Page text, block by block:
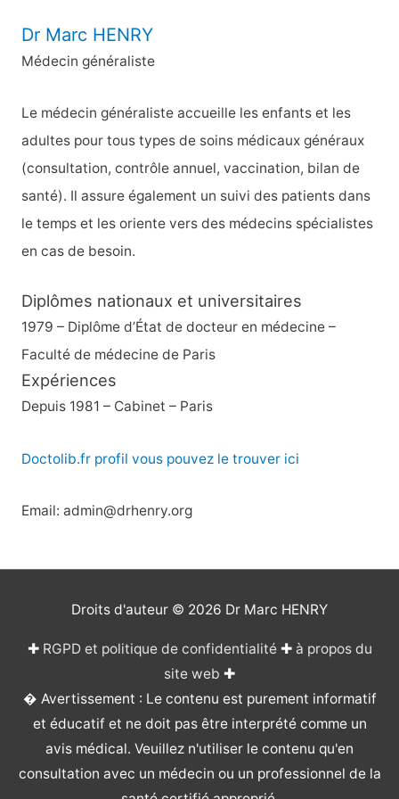
Dr Marc HENRY
Médecin généraliste
Le médecin généraliste accueille les enfants et les
adultes pour tous types de soins médicaux généraux
(consultation, contrôle annuel, vaccination, bilan de
santé). Il assure également un suivi des patients dans
le temps et les oriente vers des médecins spécialistes
en cas de besoin.
Diplômes nationaux et universitaires
1979 – Diplôme d’État de docteur en médecine –
Faculté de médecine de Paris
Expériences
Depuis 1981 – Cabinet – Paris
Doctolib.fr profil vous pouvez le trouver ici
Email: admin@drhenry.org
Droits d'auteur © 2026 Dr Marc HENRY
✚ RGPD et politique de confidentialité✚ à propos du
site web ✚
� Avertissement : Le contenu est purement informatif
et éducatif et ne doit pas être interprété comme un
avis médical. Veuillez n'utiliser le contenu qu'en
consultation avec un médecin ou un professionnel de la